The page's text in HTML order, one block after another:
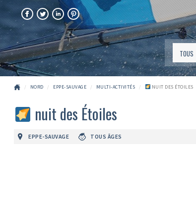
FACEBOOKTWITTERLINKEDINPINTEREST
NORD EPPE-SAUVAGE MULTI-ACTIVITÉS NUIT DES ÉTOILES
nuit des Étoiles
EPPE-SAUVAGE TOUS ÂGES